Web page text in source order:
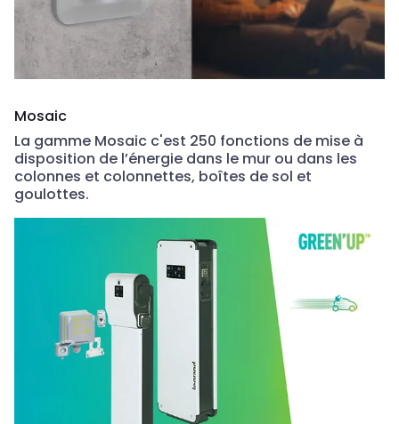
Mosaic
La gamme Mosaic c'est 250 fonctions de mise à
disposition de l’énergie dans le mur ou dans les
colonnes et colonnettes, boîtes de sol et
goulottes.